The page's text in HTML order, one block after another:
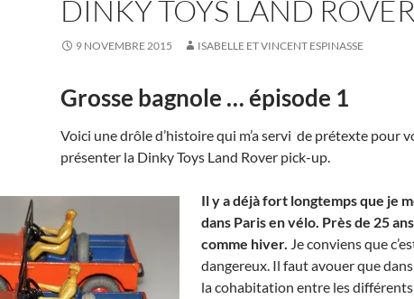
DINKY TOYS LAND
9 NOVEMBRE 2015 ISABELLE ET VINCENT ESPINASSE
Grosse bagnole … épisode 1
Voici une drôle d’histoire qui m’a servi de prétexte pour
présenter la Dinky Toys Land Rover pick-up.
Il y a déjà fort longtemps que je
dans Paris en vélo. Près de 25
comme hiver. Je conviens que
dangereux. Il faut avouer que
la cohabitation entre les